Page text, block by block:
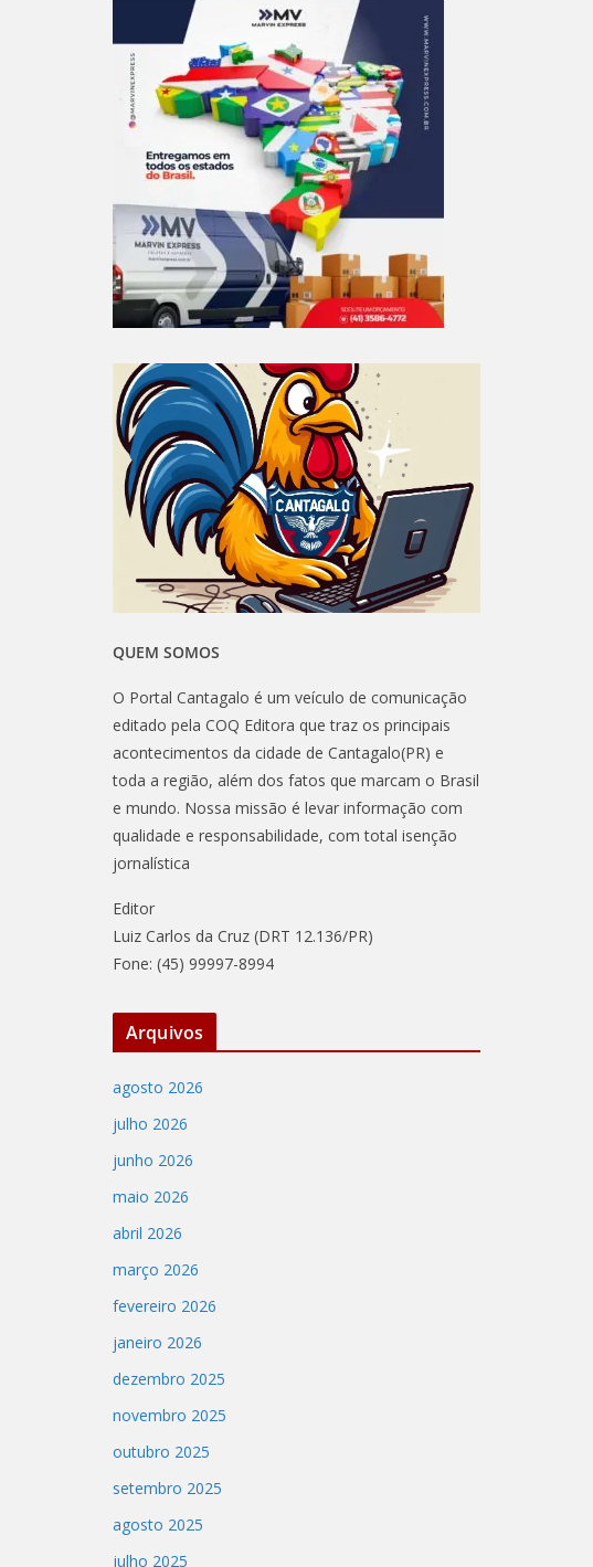
QUEM SOMOS
O Portal Cantagalo é um veículo de comunicação
editado pela COQ Editora que traz os principais
acontecimentos da cidade de Cantagalo(PR) e
toda a região, além dos fatos que marcam o Brasil
e mundo. Nossa missão é levar informação com
qualidade e responsabilidade, com total isenção
jornalística
Editor
Luiz Carlos da Cruz (DRT 12.136/PR)
Fone: (45) 99997-8994
Arquivos
agosto 2026
julho 2026
junho 2026
maio 2026
abril 2026
março 2026
fevereiro 2026
janeiro 2026
dezembro 2025
novembro 2025
outubro 2025
setembro 2025
agosto 2025
julho 2025